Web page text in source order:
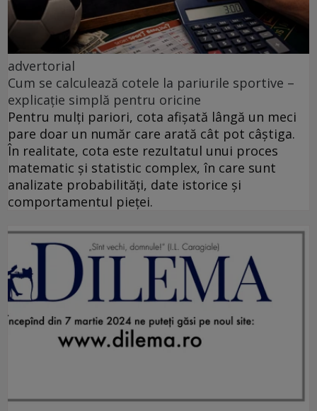
advertorial
Cum se calculează cotele la pariurile sportive –
explicație simplă pentru oricine
Pentru mulți pariori, cota afișată lângă un meci
pare doar un număr care arată cât pot câștiga.
În realitate, cota este rezultatul unui proces
matematic și statistic complex, în care sunt
analizate probabilități, date istorice și
comportamentul pieței.